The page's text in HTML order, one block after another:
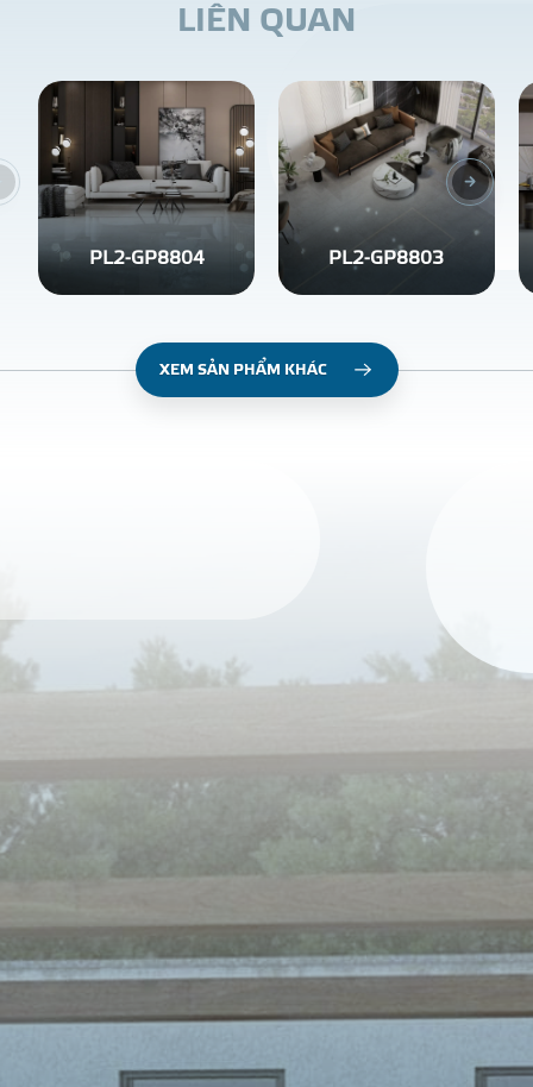
LIÊN QUAN
PL2-GP8804 PL2-GP8803
XEM SẢN PHẨM KHÁC